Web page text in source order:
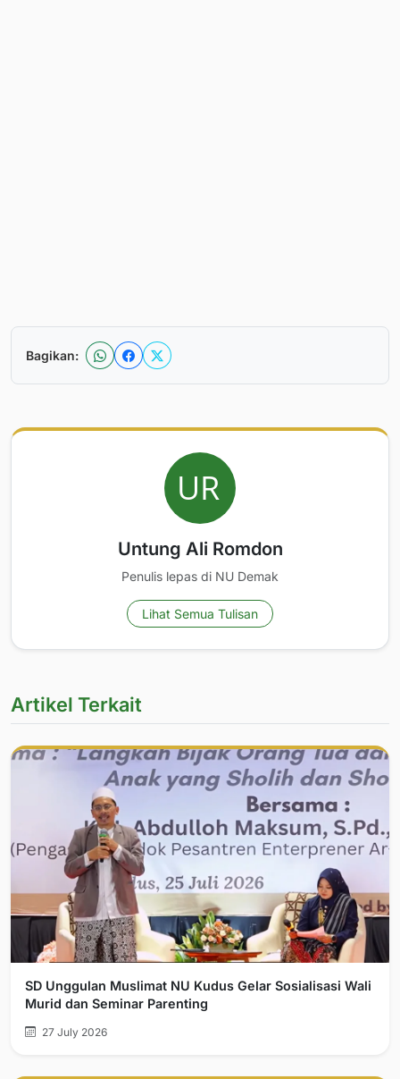
Bagikan:
Untung Ali Romdon
Penulis lepas di NU Demak
Lihat Semua Tulisan
Artikel Terkait
SD Unggulan Muslimat NU Kudus Gelar Sosialisasi Wali
Murid dan Seminar Parenting
27 July 2026